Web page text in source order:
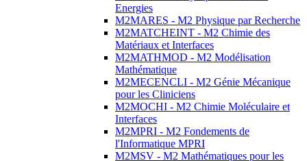
Energies
M2MARES - M2 Physique par Recherche
M2MATCHEINT - M2 Chimie des
Matériaux et Interfaces
M2MATHMOD - M2 Modélisation
Mathématique
M2MECENCLI - M2 Génie Mécanique
pour les Cliniciens
M2MOCHI - M2 Chimie Moléculaire et
Interfaces
M2MPRI - M2 Fondements de
l'Informatique MPRI
M2MSV - M2 Mathématiques pour les